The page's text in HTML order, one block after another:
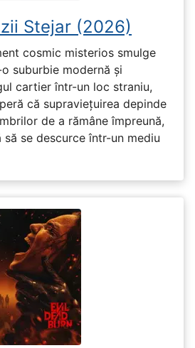
Stejar (2026)
cosmic misterios smulge
suburbie modernă și
cartier într-un loc straniu,
că supraviețuirea depinde
de a rămâne împreună,
se descurce într-un mediu